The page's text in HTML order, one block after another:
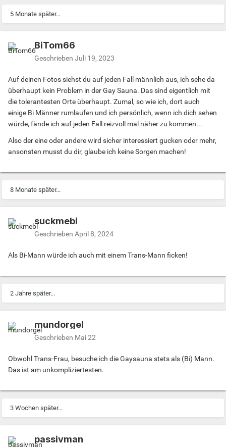
5 Monate später...
BiTom66
Geschrieben Juli 19, 2023
Auf deinen Fotos siehst du auf jeden Fall männlich aus, ich sehe da
überhaupt kein Problem in der Gay Sauna. Das sind eigentlich mit
die tolerantesten Orte überhaupt. Zumal, so wie ich, dort auch
einige Bi Männer rumlaufen und ich persönlich, wenn ich dich sehen
würde, fände ich auf jeden Fall reizvoll mal näher zu kommen...
Also der eine oder andere wird sicher interessiert gucken oder mehr,
ansonsten musst du dir, glaube ich keine Sorgen machen!
8 Monate später...
suckmebi
Geschrieben April 8, 2024
Als Bi-Mann würde ich auch mit einem Trans-Mann ficken!
2 Jahre später...
mundorgel
Geschrieben Mai 22
Obwohl Trans-Frau, besuche ich die Gaysauna stets als (Bi) Mann.
Das ist am unkompliziertesten.
3 Wochen später...
passivman